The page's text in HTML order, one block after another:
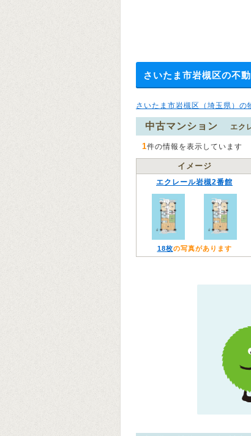
さいたま市岩槻区の不
さいたま市岩槻区（埼玉県）の
中古マンション エク
1件の情報を表示しています
イメージ
エクレール岩槻2番館
18枚の写真があります